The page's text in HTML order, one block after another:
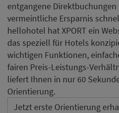
entgangene
vermeintliche Ersparnis
hellohotel hat XPORT ein
das speziell für Hotels
wichtigen Funktionen,
fairen Preis-Leistungs-
liefert Ihnen in nur 60
Orientierung.
Jetzt erste Orientierung